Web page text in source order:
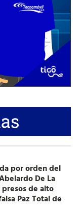
por orden del
De La
presos de alto
Paz Total de